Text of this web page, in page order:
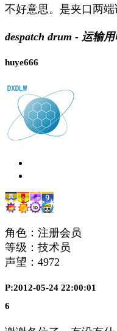
不好意思。是夹口两
despatch drum - 运输
huye666
角色：注册会员
等级：技术员
声望： 4972
P:2012-05-24 22:00:01
6